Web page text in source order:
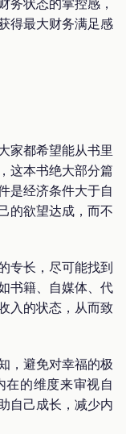
得最大财务满足感
家都希望能从书里
这本书绝大部分篇
是经济条件大于自
的欲望达成，而不
专长，尽可能找到
书籍、自媒体、代
入的状态，从而致
，避免对幸福的极
的维度来审视自
自己成长，减少内